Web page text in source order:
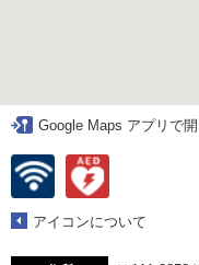
Google Maps アプリで開
アイコンについて